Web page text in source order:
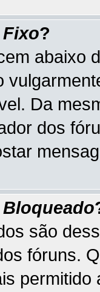
Fixo?
abaixo
Da
dos
Bloqueado
são
fóruns.